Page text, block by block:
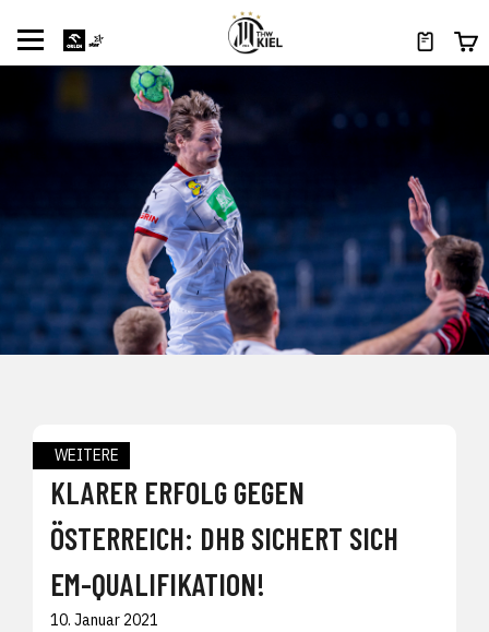
WEITERE
KLARER ERFOLG GEGEN
ÖSTERREICH: DHB SICHERT SICH
EM-QUALIFIKATION!
10. Januar 2021